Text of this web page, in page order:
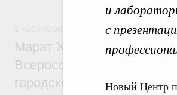
и
с
Новый Центр
Экономика городов.
Марат Хуснуллин провёл
Всероссийского
городской среды